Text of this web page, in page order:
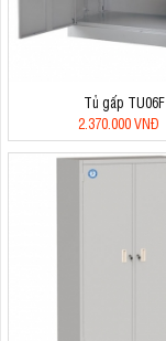
Tủ gấp TU06F
2.370.000 VNĐ